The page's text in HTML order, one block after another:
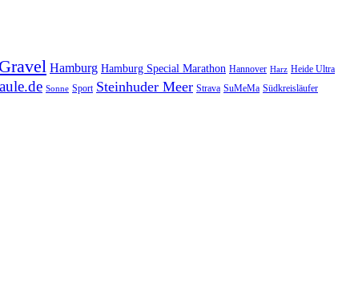
Gravel Hamburg Hamburg Special Marathon Hannover Harz Heide Ultra
Sonne Sport Steinhuder Meer Strava SuMeMa Südkreisläufer